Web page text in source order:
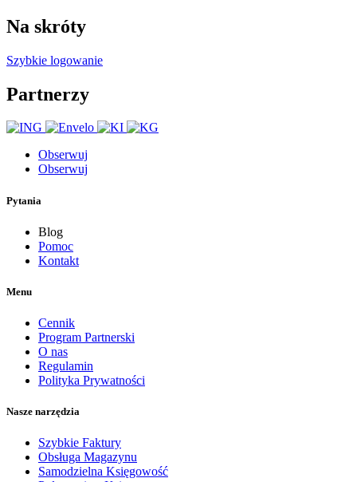
Na skróty
Szybkie logowanie
Partnerzy
Obserwuj
Obserwuj
Pytania
Blog
Pomoc
Kontakt
Menu
Cennik
Program Partnerski
O nas
Regulamin
Polityka Prywatności
Nasze narzędzia
Szybkie Faktury
Obsługa Magazynu
Samodzielna Księgowość